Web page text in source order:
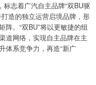
志着广汽自主品牌“双BU驱
造的独立运营启境品牌，形
阵。“双BU”将以更敏捷的组
道网络，实现自主品牌在主
体系竞争力，再造“新广